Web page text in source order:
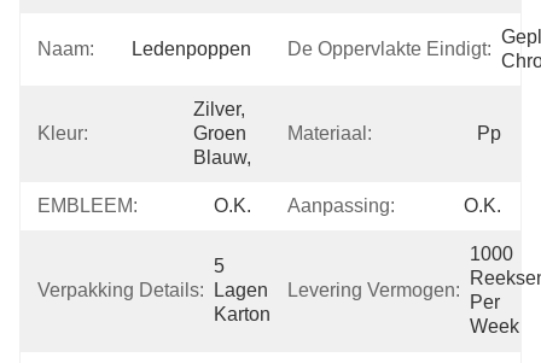
Naam: Ledenpoppen De Oppervlakte Eindigt:
Kleur:
Zilver,
Groen
Blauw,
Materiaal: Pp
EMBLEEM: O.K. Aanpassing: O.k.
Verpakking Details:
5
Lagen
Karton
Levering Vermogen:
1000
Per
Week